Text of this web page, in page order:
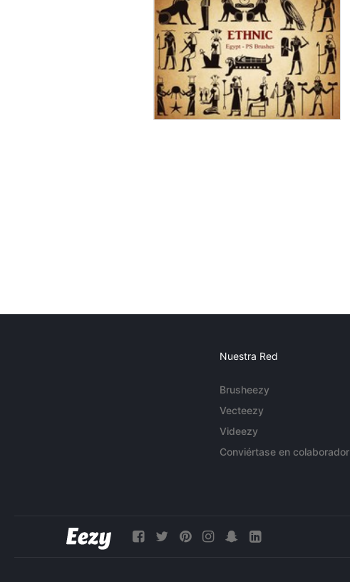
Nuestra Red
Brusheezy
Vecteezy
Videezy
Conviértase en colaborador